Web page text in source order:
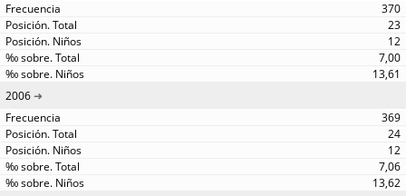
370
23
12
7,00
13,61
2006
369
24
12
7,06
13,62